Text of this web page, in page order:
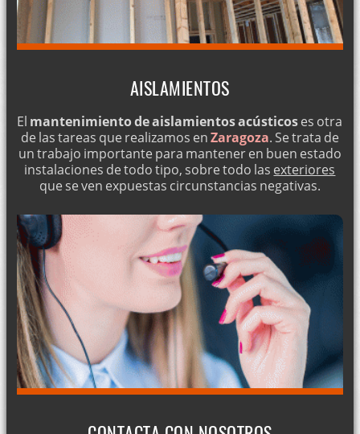
AISLAMIENTOS
El mantenimiento de aislamientos acústicoses otra
de las tareas que realizamos enZaragoza. Se trata de
un trabajo importante para mantener en buen estado
instalaciones de todo tipo, sobre todo las exteriores
que se ven expuestas circunstancias negativas.